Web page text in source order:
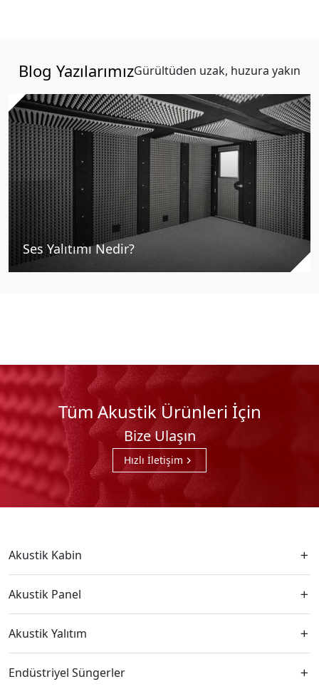
Blog YazılarımızGürültüden uzak, huzura yakın
Ses Yalıtımı Nedir?
Tüm Akustik Ürünleri İçin
Bize Ulaşın
Hızlı İletişim
Akustik Kabin
Akustik Panel
Akustik Yalıtım
Endüstriyel Süngerler